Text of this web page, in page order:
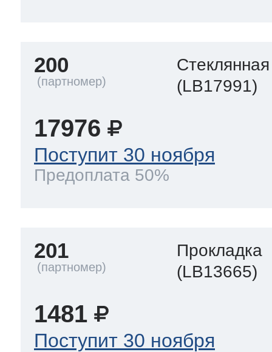
200
(LB17991)
17976
Поступит 30 ноября
Предоплата 50%
201
Прокладка
(LB13665)
1481
Поступит 30 ноября